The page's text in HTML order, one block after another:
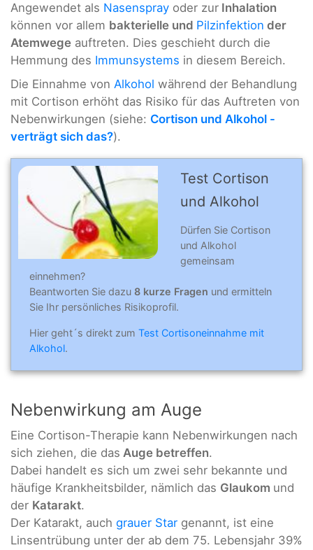
Angewendet als Nasenspray oder zur Inhalation
können vor allem bakterielle und Pilzinfektion der
Atemwege auftreten. Dies geschieht durch die
Hemmung des Immunsystems in diesem Bereich.
Die Einnahme von Alkohol während der Behandlung
mit Cortison erhöht das Risiko für das Auftreten von
Nebenwirkungen (siehe: Cortison und Alkohol -
verträgt sich das?).
Test Cortison
und Alkohol
Dürfen Sie Cortison
und Alkohol
gemeinsam
einnehmen?
Beantworten Sie dazu 8 kurze Fragen und ermitteln
Sie Ihr persönliches Risikoprofil.
Hier geht´s direkt zum Test Cortisoneinnahme mit
Alkohol.
Nebenwirkung am Auge
Eine Cortison-Therapie kann Nebenwirkungen nach
sich ziehen, die das Auge betreffen.
Dabei handelt es sich um zwei sehr bekannte und
häufige Krankheitsbilder, nämlich das Glaukom und
der Katarakt.
Der Katarakt, auch grauer Star genannt, ist eine
Linsentrübung unter der ab dem 75. Lebensjahr 39%